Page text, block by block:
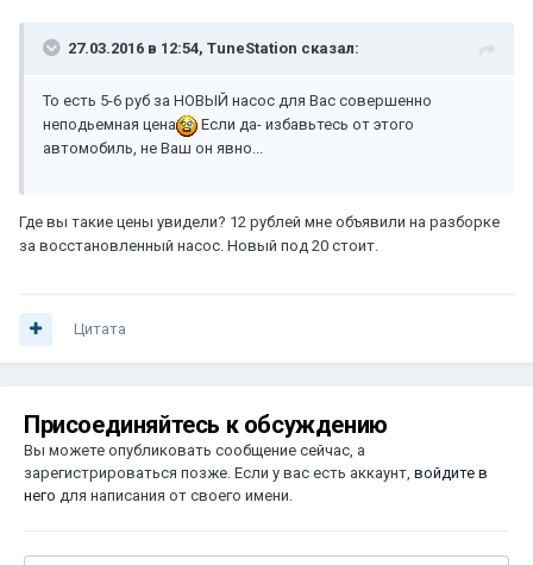
27.03.2016 в 12:54, TuneStation сказал:
То есть 5-6 руб за НОВЫЙ насос для Вас совершенно
неподьемная цена
Если да- избавьтесь от этого
автомобиль, не Ваш он явно...
Где вы такие цены увидели? 12 рублей мне объявили на разборке
за восстановленный насос. Новый под 20 стоит.
Цитата
Присоединяйтесь к обсуждению
Вы можете опубликовать сообщение сейчас, а
зарегистрироваться позже. Если у вас есть аккаунт, войдите в
него для написания от своего имени.